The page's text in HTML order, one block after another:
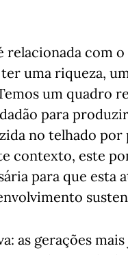
com
uma riqueza,
um quadro
para
no telhado por
contexto, este
para que esta
as gerações